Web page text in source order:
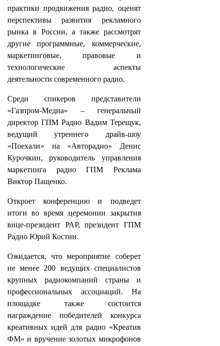
практики продвижения радио, оценят
перспективы развития рекламного
рынка в России, а также рассмотрят
другие программные, коммерческие,
маркетинговые, правовые и
технологические аспекты
деятельности современного радио.
Среди спикеров представители
«Газпром-Медиа» – генеральный
директор ГПМ Радио Вадим Терещук,
ведущий утреннего драйв-шоу
«Поехали» на «Авторадио» Денис
Курочкин, руководитель управления
маркетинга радио ГПМ Реклама
Виктор Пащенко.
Откроет конференцию и подведет
итоги во время церемонии закрытия
вице-президент РАР, президент ГПМ
Радио Юрий Костин.
Ожидается, что мероприятие соберет
не менее 200 ведущих специалистов
крупных радиокомпаний страны и
профессиональных ассоциаций. На
площадке также состоится
награждение победителей конкурса
креативных идей для радио «Креатив
ФМ» и вручение золотых микрофонов